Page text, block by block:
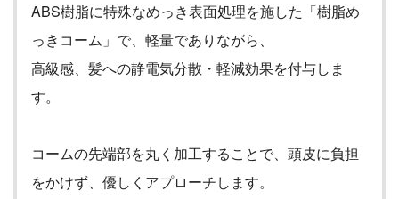
ABS樹脂に特殊なめっき表面処理を施した「樹脂め
っきコーム」で、軽量でありながら、
高級感、髪への静電気分散・軽減効果を付与しま
す。
コームの先端部を丸く加工することで、頭皮に負担
をかけず、優しくアプローチします。